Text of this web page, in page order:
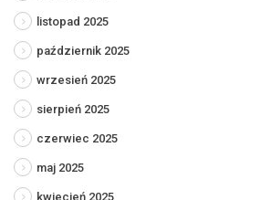
listopad 2025
październik 2025
wrzesień 2025
sierpień 2025
czerwiec 2025
maj 2025
kwiecień 2025